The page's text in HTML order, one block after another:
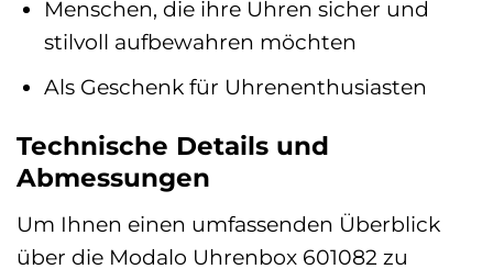
Menschen, die ihre Uhren sicher und
stilvoll aufbewahren möchten
Als Geschenk für Uhrenenthusiasten
Technische Details und
Abmessungen
Um Ihnen einen umfassenden Überblick
über die Modalo Uhrenbox 601082 zu